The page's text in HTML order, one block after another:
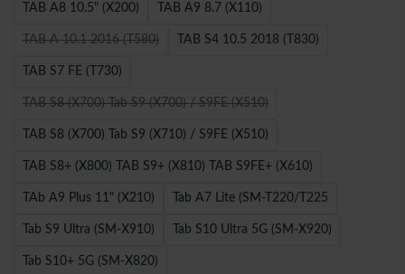
TAB A8 10.5" (X200) TAB A9 8.7 (X110)
TAB A 10.1 2016 (T580) TAB S4 10.5 2018 (T830)
TAB S7 FE (T730)
TAB S8 (X700) Tab S9 (X700) / S9FE (X510)
TAB S8 (X700) Tab S9 (X710) / S9FE (X510)
TAB S8+ (X800) TAB S9+ (X810) TAB S9FE+ (X610)
TAb A9 Plus 11" (X210) Tab A7 Lite (SM-T220/T225
Tab S9 Ultra (SM-X910) Tab S10 Ultra 5G (SM-X920)
Tab S10+ 5G (SM-X820)